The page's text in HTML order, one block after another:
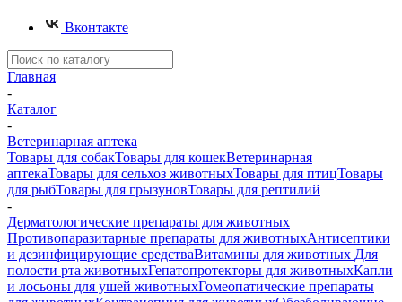
Вконтакте
Главная
-
Каталог
-
Ветеринарная аптека
Товары для собакТовары для кошекВетеринарная
аптекаТовары для сельхоз животныхТовары для птицТовары
для рыбТовары для грызуновТовары для рептилий
-
Дерматологические препараты для животных
Противопаразитарные препараты для животныхАнтисептики
и дезинфицирующие средстваВитамины для животных Для
полости рта животныхГепатопротекторы для животныхКапли
и лосьоны для ушей животныхГомеопатические препараты